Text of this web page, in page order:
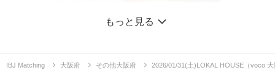
もっと見る
IBJ Matching 大阪府 その他大阪府 2026/01/31(土)LOKAL HOUSE（voco